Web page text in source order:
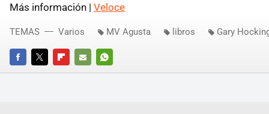
Más información | Veloce
FACEBOOKTWITTERFLIPBOARD
E-
WHATSAPP
TEMAS Varios MV Agusta libros Gary